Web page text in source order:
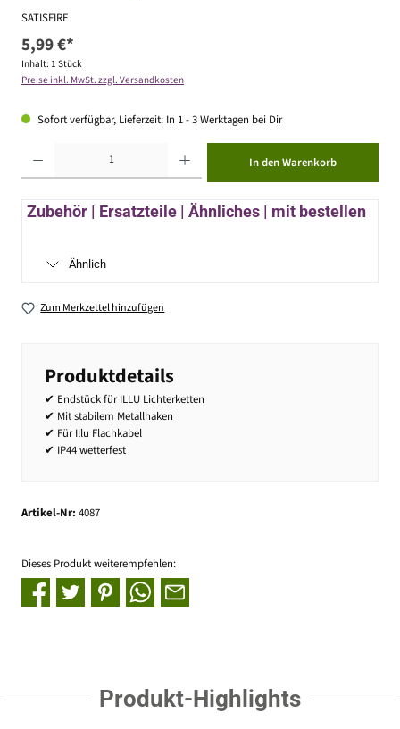
SATISFIRE
5,99 €*
Inhalt: 1 Stück
Preise inkl. MwSt. zzgl. Versandkosten
Sofort verfügbar, Lieferzeit: In 1 - 3 Werktagen bei Dir
In den Warenkorb
Zubehör | Ersatzteile | Ähnliches | mit bestellen
Ähnlich
Zum Merkzettel hinzufügen
Produktdetails
✔ Endstück für ILLU Lichterketten
✔ Mit stabilem Metallhaken
✔ Für Illu Flachkabel
✔ IP44 wetterfest
Artikel-Nr: 4087
Dieses Produkt weiterempfehlen:
Produkt-Highlights